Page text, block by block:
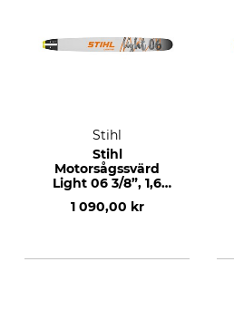
Stihl
Stihl
Motorsågssvärd
Light 06 3/8”, 1,6
mm, 18”, 66 DL
1 090,00 kr